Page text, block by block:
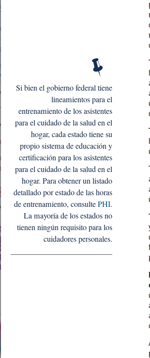
Si bien el gobierno federal tiene
lineamientos para el
entrenamiento de los asistentes
para el cuidado de la salud en el
hogar, cada estado tiene su
propio sistema de educación y
certificación para los asistentes
para el cuidado de la salud en el
hogar. Para obtener un listado
detallado por estado de las horas
de entrenamiento, consultePHI.
La mayoría de los estados no
tienen ningún requisito para los
cuidadores personales.